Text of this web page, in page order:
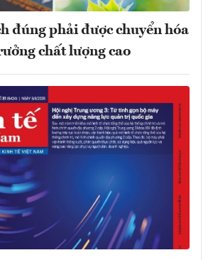
đúng phải được chuyển hóa
chất lượng cao